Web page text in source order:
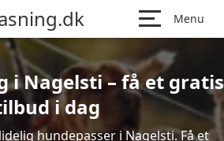
Menu
i Nagelsti – få et gratis
i dag
hundepasser i Nagelsti. Få et